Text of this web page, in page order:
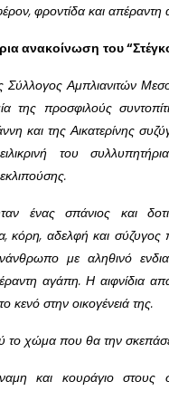
φροντίδα και απέραντη
ανακοίνωση του
Σύλλογος Αμπλιανιτών
της προσφιλούς
και της Αικατερίνης
του
ένας σπάνιος και
κόρη, αδελφή και
με αληθινό
αγάπη. Η αιφνίδια
στην οικογένειά της.
το χώμα που θα την
και κουράγιο στους